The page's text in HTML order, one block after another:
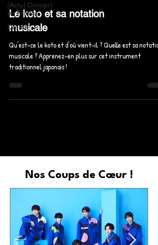
[Actu] Concert
en France
Drama
Le koto et sa notation
musicale
Qu'est-ce le koto et d'où vient-il ? Quelle est sa notation
musicale ? Apprenez-en plus sur cet instrument
traditionnel japonais !
Nos Coups de Cœur !